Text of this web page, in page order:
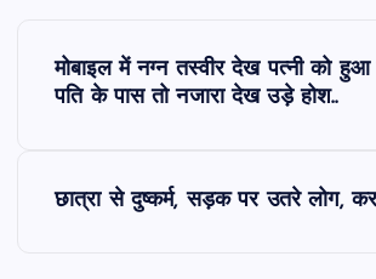
मोबाइल में नग्‍न तस्‍वीर देख पत्नी को
पति के पास तो नजारा देख उड़े होश..
छात्रा से दुष्कर्म, सड़क पर उतरे लोग,